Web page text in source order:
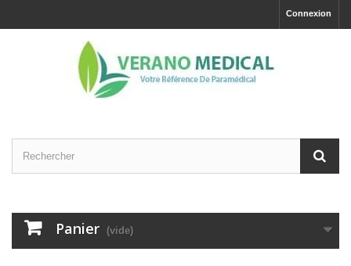
Connexion
Panier (vide)